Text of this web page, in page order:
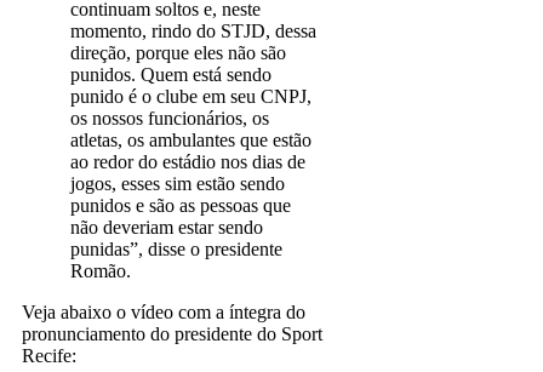
continuam soltos e, neste
momento, rindo do STJD, dessa
direção, porque eles não são
punidos. Quem está sendo
punido é o clube em seu CNPJ,
os nossos funcionários, os
atletas, os ambulantes que estão
ao redor do estádio nos dias de
jogos, esses sim estão sendo
punidos e são as pessoas que
não deveriam estar sendo
punidas”, disse o presidente
Romão.
Veja abaixo o vídeo com a íntegra do
pronunciamento do presidente do Sport
Recife: